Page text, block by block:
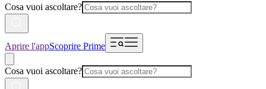
Cosa vuoi ascoltare?
Aprire l'appScoprire Prime
Cosa vuoi ascoltare?